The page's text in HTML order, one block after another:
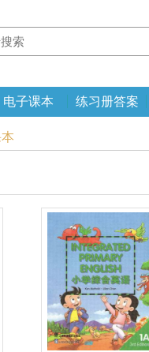
电子课本 练习册答案